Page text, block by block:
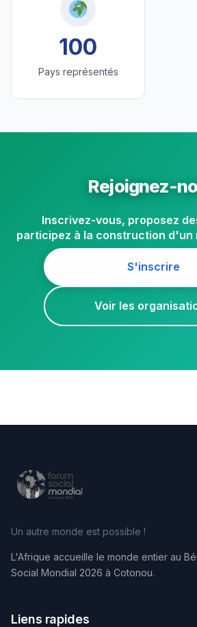
100
Pays représentés
Rejoignez-
Inscrivez-vous, proposez
participez à la construction d'un
S'inscrire
Voir les
Un autre monde est possible !
L'Afrique accueille le monde entier au
Social Mondial 2026 à Cotonou.
Liens rapides